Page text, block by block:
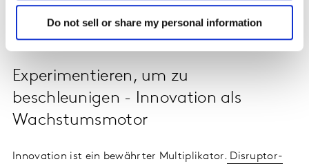
Do not sell or share my personal information
Glücksmomente im Alltag zu schaffen.
Experimentieren, um zu
beschleunigen - Innovation als
Wachstumsmotor
Innovation ist ein bewährter Multiplikator.Disruptor-